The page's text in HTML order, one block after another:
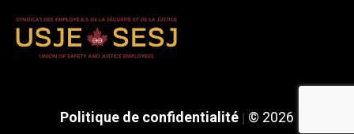
Politique de confidentialité © 2026